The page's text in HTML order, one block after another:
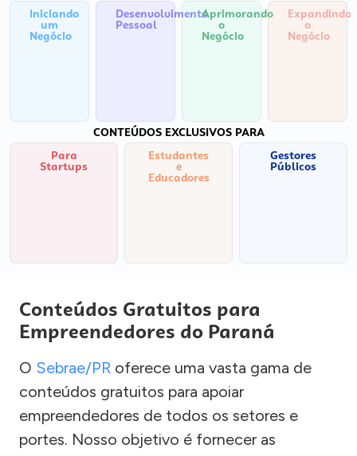
Iniciando
um
Negócio
Desenvolvimento
Pessoal
Aprimorando
o
Negócio
Expandindo
o
Negócio
CONTEÚDOS EXCLUSIVOS PARA
Para
Startups
Estudantes
e
Educadores
Gestores
Públicos
Conteúdos Gratuitos para
Empreendedores do Paraná
O Sebrae/PR oferece uma vasta gama de
conteúdos gratuitos para apoiar
empreendedores de todos os setores e
portes. Nosso objetivo é fornecer as